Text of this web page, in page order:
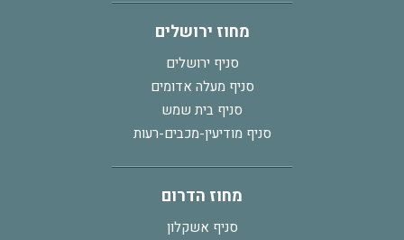
מחוז ירושלים
סניף ירושלים
סניף מעלה אדומים
סניף בית שמש
סניף מודיעין-מכבים-רעות
מחוז הדרום
סניף אשקלון